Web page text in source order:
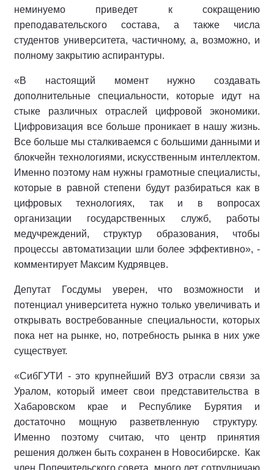
неминуемо приведет к сокращению
преподавательского состава, а также числа
студентов университета, частичному, а, возможно, и
полному закрытию аспирантуры.
«В настоящий момент нужно создавать
дополнительные специальности, которые идут на
стыке различных отраслей цифровой экономики.
Цифровизация все больше проникает в нашу жизнь.
Все больше мы сталкиваемся с большими данными и
блокчейн технологиями, искусственным интеллектом.
Именно поэтому нам нужны грамотные специалисты,
которые в равной степени будут разбираться как в
цифровых технологиях, так и в вопросах
организации государственных служб, работы
медучреждений, структур образования, чтобы
процессы автоматизации шли более эффективно», -
комментирует Максим Кудрявцев.
Депутат Госдумы уверен, что возможности и
потенциал университета нужно только увеличивать и
открывать востребованные специальности, которых
пока нет на рынке, но, потребность рынка в них уже
существует.
«СибГУТИ - это крупнейший ВУЗ отрасли связи за
Уралом, который имеет свои представительства в
Хабаровском крае и Республике Бурятия и
достаточно мощную разветвленную структуру.
Именно поэтому считаю, что центр принятия
решения должен быть сохранен в Новосибирске.
Как
член Попечительского совета, много лет сотрудничаю